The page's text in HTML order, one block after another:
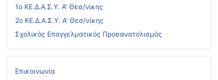
1ο ΚΕ.Δ.Α.Σ.Υ. Α' Θεσ/νίκης
2ο ΚΕ.Δ.Α.Σ.Υ. Α' Θεσ/νίκης
Σχολικός Επαγγελματικός Προσανατολισμός
Επικοινωνία